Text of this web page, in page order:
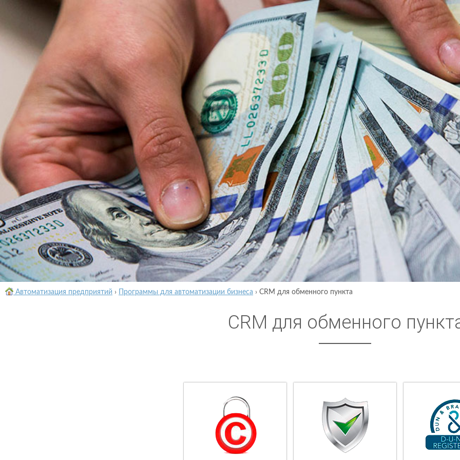
Автоматизация предприятий › Программы для автоматизации бизнеса › CRM для обменного пункта
CRM для обменного